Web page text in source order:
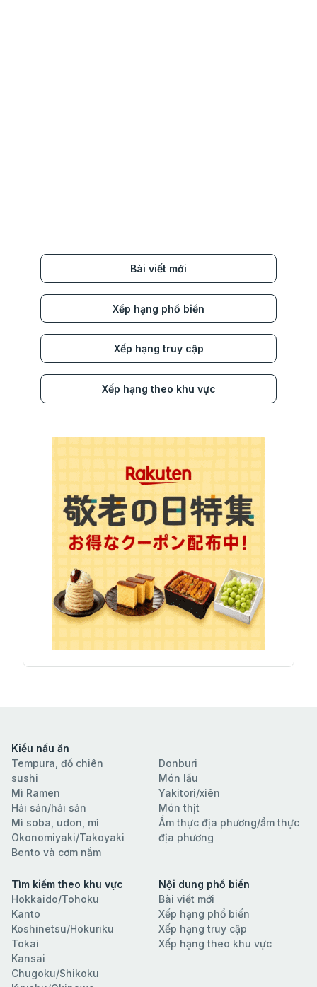
Bài viết mới
Xếp hạng phổ biến
Xếp hạng truy cập
Xếp hạng theo khu vực
Kiểu nấu ăn
Tempura, đồ chiên
sushi
Mì Ramen
Hải sản/hải sản
Mì soba, udon, mì
Okonomiyaki/Takoyaki
Bento và cơm nắm
Donburi
Món lẩu
Yakitori/xiên
Món thịt
Ẩm thực địa phương/ẩm thực
địa phương
Tìm kiếm theo khu vực
Hokkaido/Tohoku
Kanto
Koshinetsu/Hokuriku
Tokai
Kansai
Chugoku/Shikoku
Nội dung phổ biến
Bài viết mới
Xếp hạng phổ biến
Xếp hạng truy cập
Xếp hạng theo khu vực